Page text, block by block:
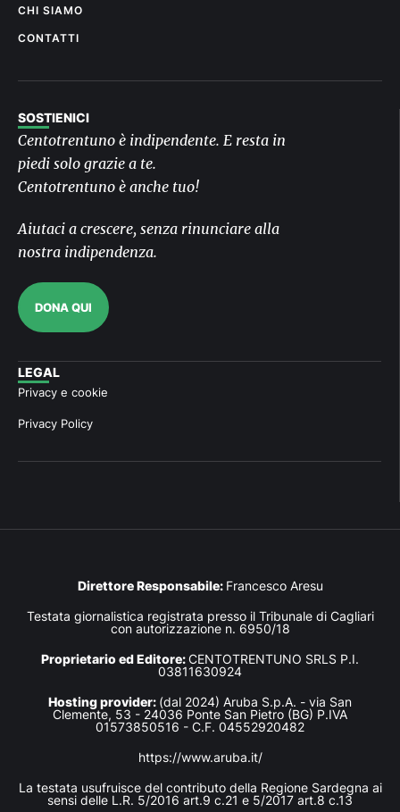
CHI SIAMO
CONTATTI
SOSTIENICI
Centotrentuno è indipendente. E resta in
piedi solo grazie a te.
Centotrentuno è anche tuo!
Aiutaci a crescere, senza rinunciare alla
nostra indipendenza.
DONA QUI
LEGAL
Privacy e cookie
Privacy Policy
Direttore Responsabile: Francesco Aresu
Testata giornalistica registrata presso il Tribunale di Cagliari
con autorizzazione n. 6950/18
Proprietario ed Editore:CENTOTRENTUNO SRLS P.I.
03811630924
Hosting provider: (dal 2024) Aruba S.p.A. - via San
Clemente, 53 - 24036 Ponte San Pietro (BG) P.IVA
01573850516 - C.F. 04552920482
https://www.aruba.it/
La testata usufruisce del contributo della Regione Sardegna ai
sensi delle L.R. 5/2016 art.9 c.21 e 5/2017 art.8 c.13